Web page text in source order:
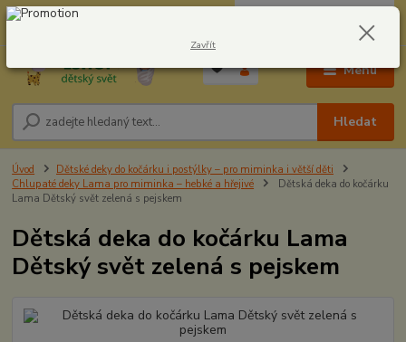
Menu
Hledat
604278943 0,00 Kč
Úvod
Dětské deky do kočárku i postýlky – pro miminka i větší děti
Chlupaté deky Lama pro miminka – hebké a hřejivé
Dětská deka do kočárku
Lama Dětský svět zelená s pejskem
Dětská deka do kočárku Lama
Dětský svět zelená s pejskem
Zavřít